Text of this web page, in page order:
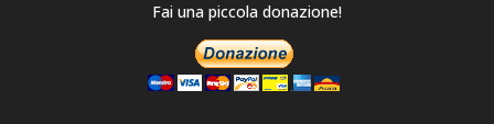
Fai una piccola donazione!